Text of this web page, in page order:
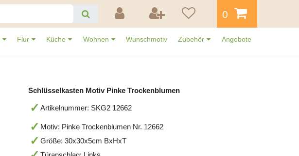
0
Flur Küche Wohnen Wunschmotiv Zubehör Angebote
Schlüsselkasten Motiv Pinke Trockenblumen
Artikelnummer: SKG2 12662
Motiv: Pinke Trockenblumen Nr. 12662
Größe: 30x30x5cm BxHxT